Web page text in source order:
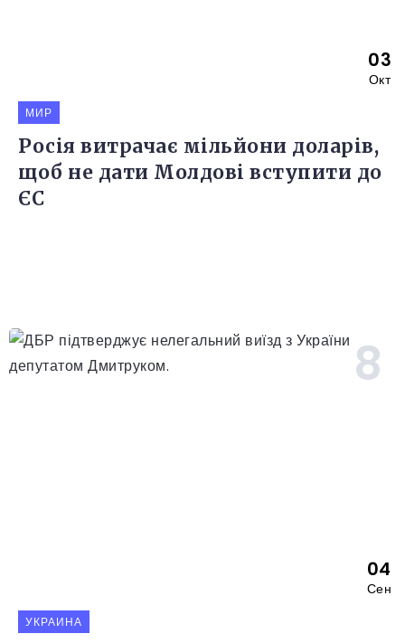
03
Окт
МИР
Росія витрачає мільйони доларів,
щоб не дати Молдові вступити до
ЄС
04
Сен
УКРАИНА